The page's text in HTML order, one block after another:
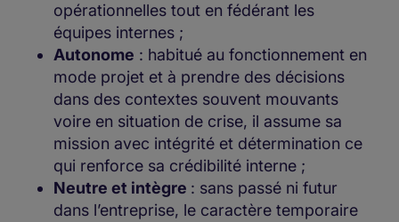
opérationnelles tout en fédérant les
équipes internes ;
Autonome : habitué au fonctionnement en
mode projet et à prendre des décisions
dans des contextes souvent mouvants
voire en situation de crise, il assume sa
mission avec intégrité et détermination ce
qui renforce sa crédibilité interne ;
Neutre et intègre : sans passé ni futur
dans l’entreprise, le caractère temporaire